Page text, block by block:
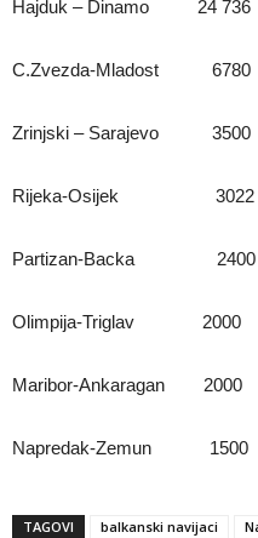
Hajduk – Dinamo 24 736
C.Zvezda-Mladost 6780
Zrinjski – Sarajevo 3500
Rijeka-Osijek 3022
Partizan-Backa 2400
Olimpija-Triglav 2000
Maribor-Ankaragan 2000
Napredak-Zemun 1500
TAGOVI balkanski navijaci